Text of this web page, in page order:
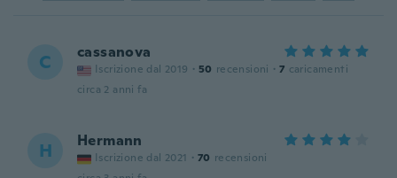
C cassanova
Iscrizione dal 2019 · 50 recensioni · 7 caricamenti
circa 2 anni fa
H Hermann
Iscrizione dal 2021 · 70 recensioni